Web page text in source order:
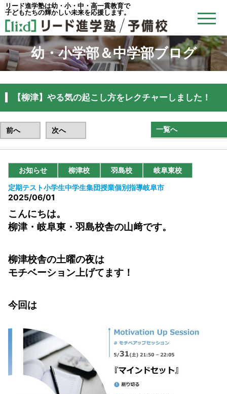
リード進学塾は幼・小・中・高一貫教育で
子どもたちの輝かしい未来を応援します。
幼・小学部＆中学部ブログ
【柳津】やる気の起こし方をレクチャーしました！
前へ 次へ 一覧へ
お知らせ 柳津校 羽島校
岐阜東校
定期テスト小学生中学生集団授業個別指導岐阜市
2025/06/01
こんにちは。
柳津・岐阜東・羽島校舎の山﨑です。
柳津校舎の土曜の夜は
モチベーション上げてます！
今回は